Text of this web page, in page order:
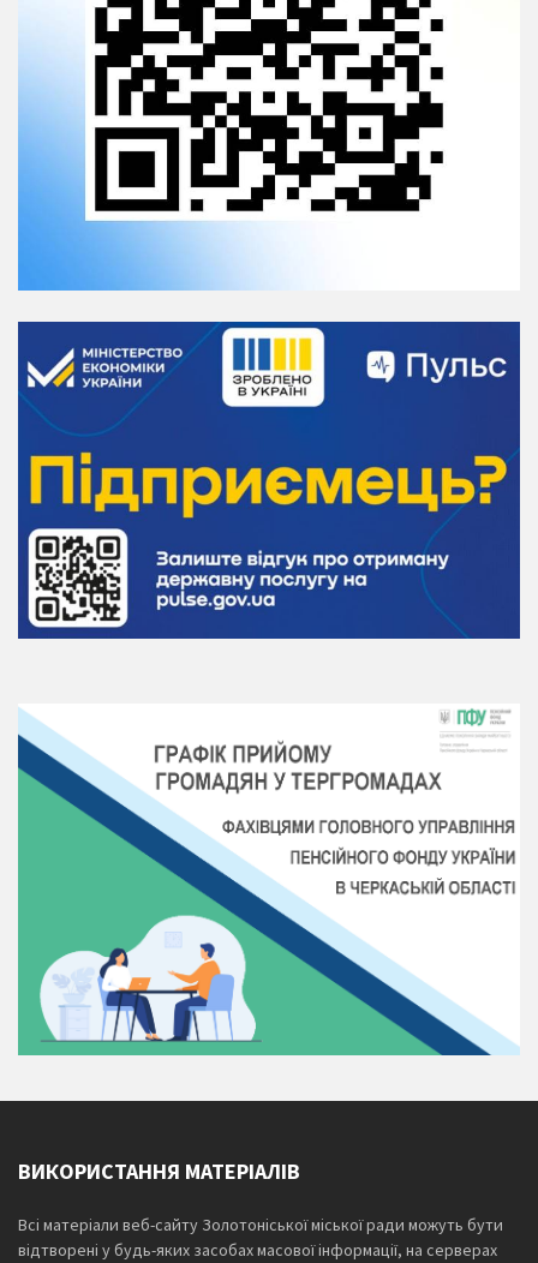
ВИКОРИСТАННЯ МАТЕРІАЛІВ
Всі матеріали веб-сайту Золотоніської міської ради можуть бути
відтворені у будь-яких засобах масової інформації, на серверах